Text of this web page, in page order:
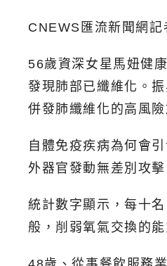
CNEWS匯流新聞網
56歲資深女星馬妞健
發現肺部已纖維化。
併發肺纖維化的高風
自體免疫疾病為何會
外器官發動無差別攻
統計數字顯示，每十
般，削弱氧氣交換的